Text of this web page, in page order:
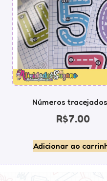
Números
R$7.00
Adicionar ao